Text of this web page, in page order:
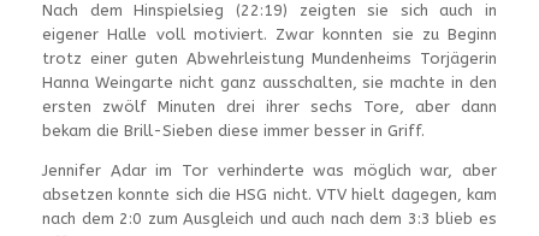
Nach dem Hinspielsieg (22:19) zeigten sie sich auch in
eigener Halle voll motiviert. Zwar konnten sie zu Beginn
trotz einer guten Abwehrleistung Mundenheims Torjägerin
Hanna Weingarte nicht ganz ausschalten, sie machte in den
ersten zwölf Minuten drei ihrer sechs Tore, aber dann
bekam die Brill-Sieben diese immer besser in Griff.
Jennifer Adar im Tor verhinderte was möglich war, aber
absetzen konnte sich die HSG nicht. VTV hielt dagegen, kam
nach dem 2:0 zum Ausgleich und auch nach dem 3:3 blieb es